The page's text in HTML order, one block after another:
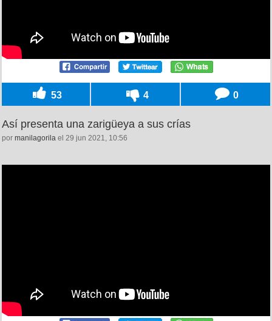
53 4 0
Así presenta una zarigüeya a sus crías
por manilagorila el 29 jun 2021, 10:56